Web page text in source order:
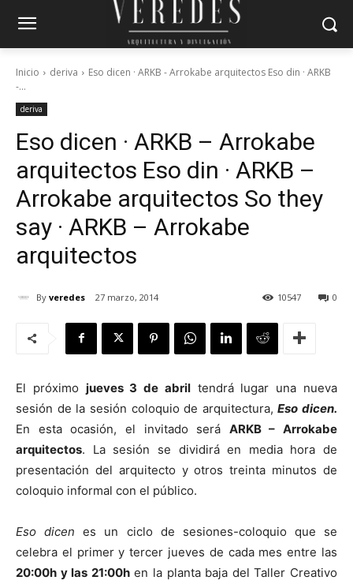
Inicio deriva
Eso dicen · ARKB - Arrokabe arquitectos Eso din · ARKB
-...
deriva
Eso dicen · ARKB – Arrokabe
arquitectos Eso din · ARKB –
Arrokabe arquitectos So they
say · ARKB – Arrokabe
arquitectos
By veredes 27 marzo, 2014 0
10547
El próximo jueves 3 de abriltendrá lugar una nueva
sesión de la sesión coloquio de arquitectura,Eso dicen.
En esta ocasión, el invitado será ARKB – Arrokabe
arquitectos. La sesión se dividirá en media hora de
presentación del arquitecto y otros treinta minutos de
coloquio informal con el público.
Eso dicenes un ciclo de sesiones-coloquio que se
celebra el primer y tercer jueves de cada mes entre las
20:00h y las 21:00hen la planta baja del Taller Creativo